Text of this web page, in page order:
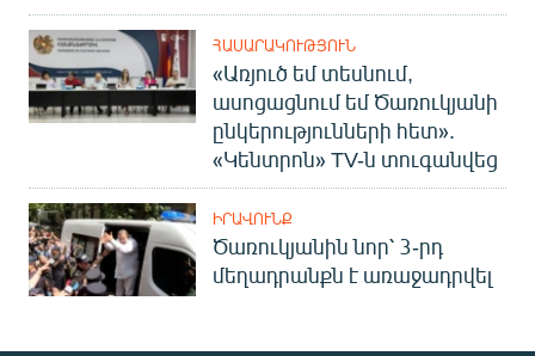
ՀԱՍԱՐԱԿՈՒԹՅՈՒՆ
«Առյուծ եմ տեսնում,
ասոցացնում եմ Ծառուկյանի
ընկերությունների հետ».
«Կենտրոն» TV-ն տուգանվեց
ԻՐԱՎՈՒՆՔ
Ծառուկյանին նոր՝ 3-րդ
մեղադրանքն է առաջադրվել